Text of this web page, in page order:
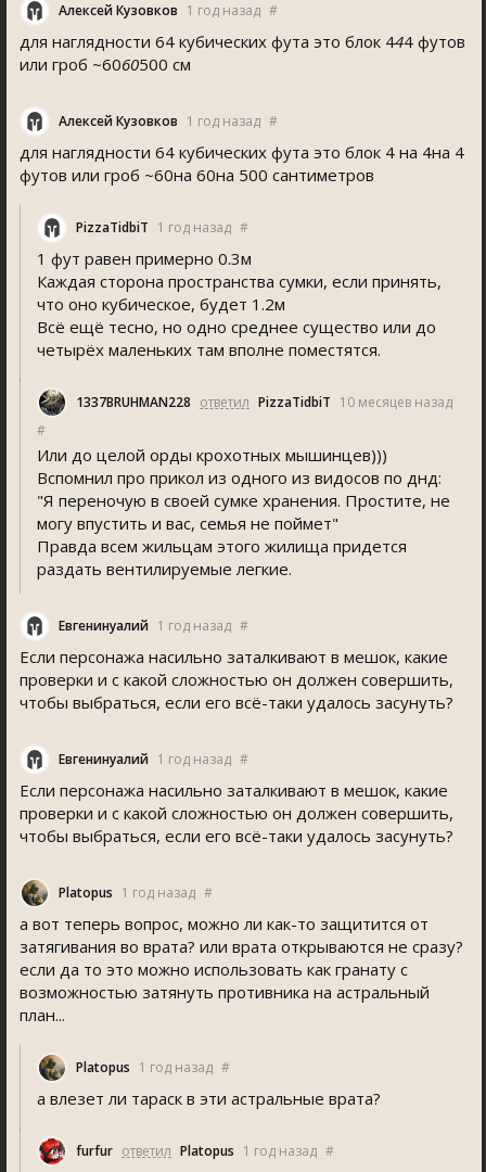
Алексей Кузовков 1 год назад #
для наглядности 64 кубических фута это блок 444 футов
или гроб ~6060500 см
Алексей Кузовков 1 год назад #
для наглядности 64 кубических фута это блок 4 на 4на 4
футов или гроб ~60на 60на 500 сантиметров
PizzaTidbiT 1 год назад #
1 фут равен примерно 0.3м
Каждая сторона пространства сумки, если принять,
что оно кубическое, будет 1.2м
Всё ещё тесно, но одно среднее существо или до
четырёх маленьких там вполне поместятся.
1337BRUHMAN228 ответил PizzaTidbiT 10 месяцев назад
#
Или до целой орды крохотных мышинцев)))
Вспомнил про прикол из одного из видосов по днд:
"Я переночую в своей сумке хранения. Простите, не
могу впустить и вас, семья не поймет"
Правда всем жильцам этого жилища придется
раздать вентилируемые легкие.
Евгенинуалий 1 год назад #
Если персонажа насильно заталкивают в мешок, какие
проверки и с какой сложностью он должен совершить,
чтобы выбраться, если его всё-таки удалось засунуть?
Евгенинуалий 1 год назад #
Если персонажа насильно заталкивают в мешок, какие
проверки и с какой сложностью он должен совершить,
чтобы выбраться, если его всё-таки удалось засунуть?
Platopu 1 год назад #
а вот теперь вопрос, можно ли как-то защитится от
затягивания во врата? или врата открываются не сразу?
если да то это можно использовать как гранату с
возможностью затянуть противника на астральный
план...
Platopu 1 год назад #
а влезет ли тараск в эти астральные врата?
furfur ответил Platopu 1 год назад #